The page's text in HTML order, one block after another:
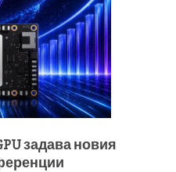
задава новия